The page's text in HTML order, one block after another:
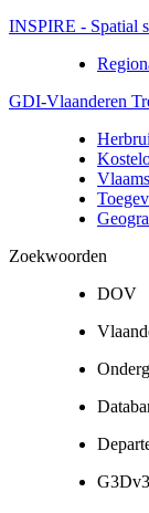
INSPIRE - Spatial
GDI-Vlaanderen
Zoekwoorden
DOV
G3Dv3